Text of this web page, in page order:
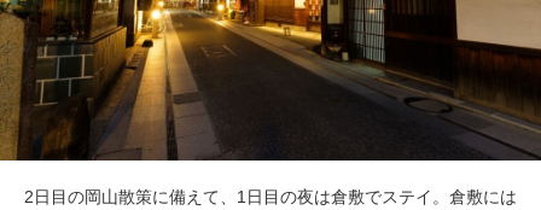
2日目の岡山散策に備えて、1日目の夜は倉敷でステイ。倉敷には